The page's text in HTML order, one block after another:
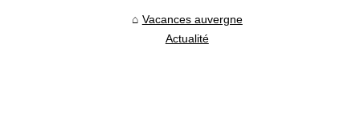
Vacances auvergne
Actualité